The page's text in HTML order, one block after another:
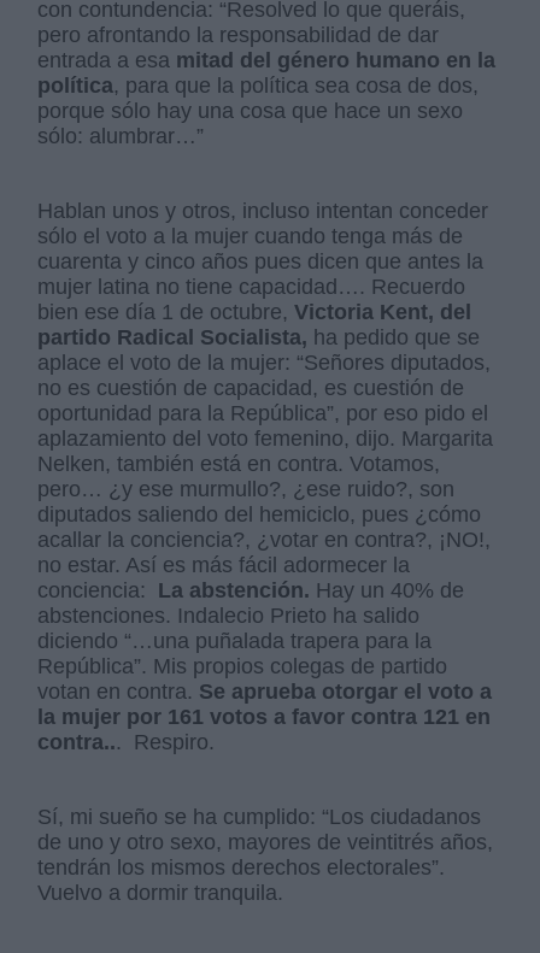
con contundencia: “Resolved lo que queráis,
pero afrontando la responsabilidad de dar
entrada a esa mitad del género humano en la
política, para que la política sea cosa de dos,
porque sólo hay una cosa que hace un sexo
sólo: alumbrar…”
Hablan unos y otros, incluso intentan conceder
sólo el voto a la mujer cuando tenga más de
cuarenta y cinco años pues dicen que antes la
mujer latina no tiene capacidad…. Recuerdo
bien ese día 1 de octubre,Victoria Kent, del
partido Radical Socialista, ha pedido que se
aplace el voto de la mujer: “Señores diputados,
no es cuestión de capacidad, es cuestión de
oportunidad para la República”, por eso pido el
aplazamiento del voto femenino, dijo. Margarita
Nelken, también está en contra. Votamos,
pero… ¿y ese murmullo?, ¿ese ruido?, son
diputados saliendo del hemiciclo, pues ¿cómo
acallar la conciencia?, ¿votar en contra?, ¡NO!,
no estar. Así es más fácil adormecer la
conciencia: La abstención. Hay un 40% de
abstenciones. Indalecio Prieto ha salido
diciendo “…una puñalada trapera para la
República”. Mis propios colegas de partido
votan en contra. Se aprueba otorgar el voto a
la mujer por 161 votos a favor contra 121 en
contra... Respiro.
Sí, mi sueño se ha cumplido: “Los ciudadanos
de uno y otro sexo, mayores de veintitrés años,
tendrán los mismos derechos electorales”.
Vuelvo a dormir tranquila.